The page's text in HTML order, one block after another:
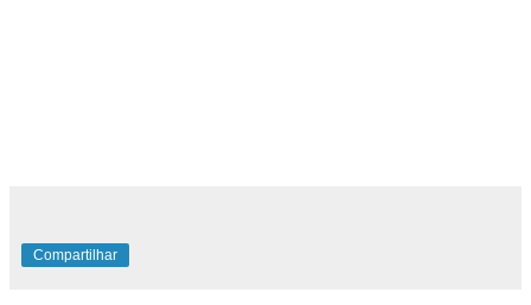
Compartilhar